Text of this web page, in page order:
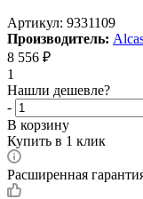
Артикул: 9331109
Производитель:
8 556 ₽
1
Нашли дешевле?
-
В корзину
Купить в 1 клик
Расширенная